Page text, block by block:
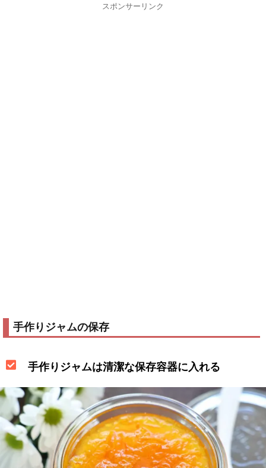
スポンサーリンク
手作りジャムの保存
手作りジャムは清潔な保存容器に入れる